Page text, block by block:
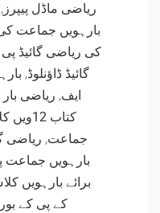
ریاضی ماڈل پیپرز ,
بارہویں جماعت
کی ریاضی گائیڈ
گائیڈ ڈاؤنلوڈ,
ایف, ریاضی
کتاب 12ویں کلاس
جماعت, ریاضی گائیڈ
بارہویں جماعت
برائے بارہویں
کے پی کے